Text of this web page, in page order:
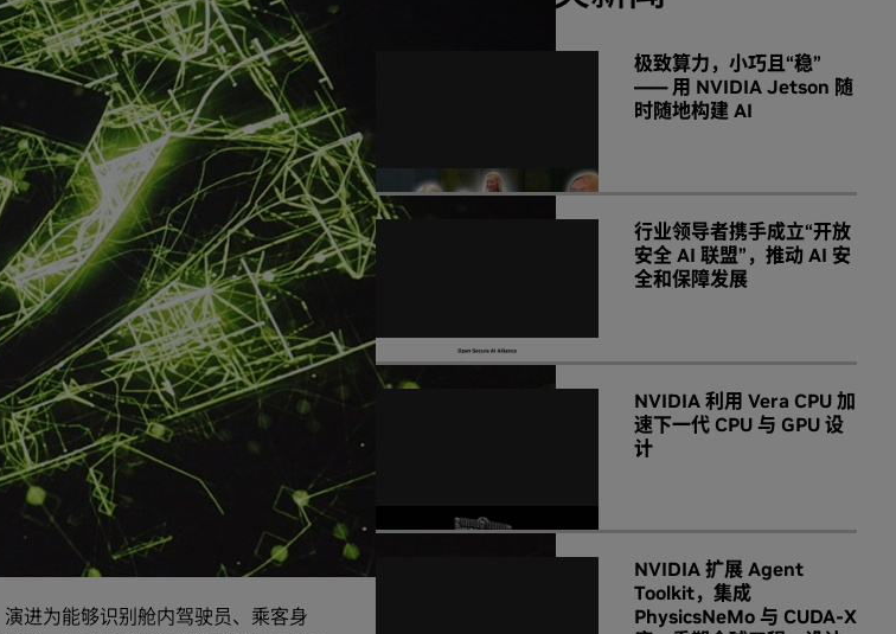
正由硬件堆叠转向智能体验。真正的
意图；不仅能识别环境，更能洞察场
、音乐、车控等功能汇集一屏)，到当
的三阶段演进。未来的智能座舱将具备
智慧、懂用户的舱内智能空间。而实
，并克服以下核心挑战：
馈，响应必须在百毫秒级且稳定可预
户的体验与爽感。
输出生成阶段，若解码速度不足，用
验的连贯性。
、OMS，以及舱外摄像头、麦克风
处理能力。
功能交互依赖本地计算，确保响应可
形成安全与智能兼顾的混合架构。
进为能够识别舱内驾驶员、乘客身
极致算力，小巧且“稳”
—— 用 NVIDIA Jetson 随
时随地构建 AI
行业领导者携手成立“开放
安全 AI 联盟”，推动 AI 安
全和保障发展
NVIDIA 利用 Vera CPU 加
速下一代 CPU 与 GPU 设
计
NVIDIA 扩展 Agent
Toolkit，集成
PhysicsNeMo 与 CUDA-X